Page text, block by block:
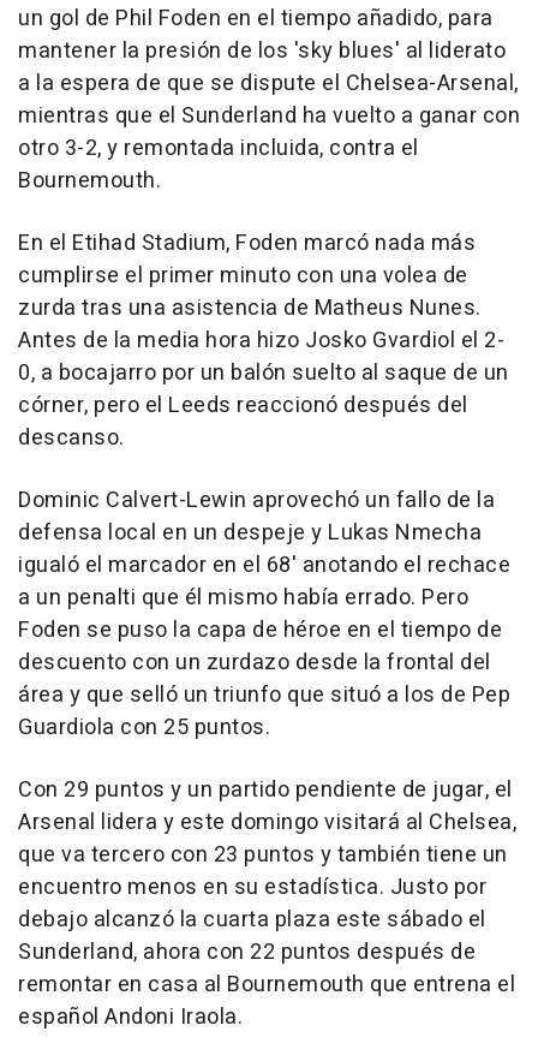
un gol de Phil Foden en el tiempo añadido, para
mantener la presión de los 'sky blues' al liderato
a la espera de que se dispute el Chelsea-Arsenal,
mientras que el Sunderland ha vuelto a ganar con
otro 3-2, y remontada incluida, contra el
Bournemouth.
En el Etihad Stadium, Foden marcó nada más
cumplirse el primer minuto con una volea de
zurda tras una asistencia de Matheus Nunes.
Antes de la media hora hizo Josko Gvardiol el 2-
0, a bocajarro por un balón suelto al saque de un
córner, pero el Leeds reaccionó después del
descanso.
Dominic Calvert-Lewin aprovechó un fallo de la
defensa local en un despeje y Lukas Nmecha
igualó el marcador en el 68' anotando el rechace
a un penalti que él mismo había errado. Pero
Foden se puso la capa de héroe en el tiempo de
descuento con un zurdazo desde la frontal del
área y que selló un triunfo que situó a los de Pep
Guardiola con 25 puntos.
Con 29 puntos y un partido pendiente de jugar, el
Arsenal lidera y este domingo visitará al Chelsea,
que va tercero con 23 puntos y también tiene un
encuentro menos en su estadística. Justo por
debajo alcanzó la cuarta plaza este sábado el
Sunderland, ahora con 22 puntos después de
remontar en casa al Bournemouth que entrena el
español Andoni Iraola.